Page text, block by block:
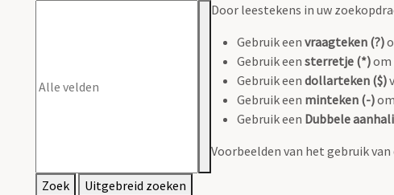
Door leestekens in uw
Gebruik een vraagteken (?)
Gebruik een sterretje (*)om
Gebruik een dollarteken ($)
Gebruik een minteken (-)
Gebruik een Dubbele
Voorbeelden van het gebruik
Zoek Uitgebreid zoeken